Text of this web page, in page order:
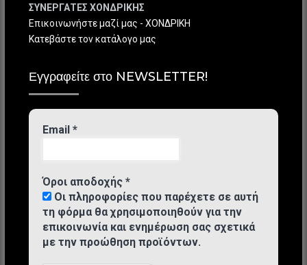
ΣΥΝΕΡΓΑΤΕΣ ΧΟΝΔΡΙΚΗΣ
Επικοινωνήστε μαζί μας - ΧΟΝΔΡΙΚΗ
Κατεβάστε τον κατάλογο μας
Εγγραφείτε στο NEWSLETTER!
Email *
Όροι αποδοχής *
Οι πληροφορίες που παρέχετε σε αυτή
τη φόρμα θα χρησιμοποιηθούν για την
επικοινωνία και ενημέρωση σας σχετικά
με την προώθηση προϊόντων.